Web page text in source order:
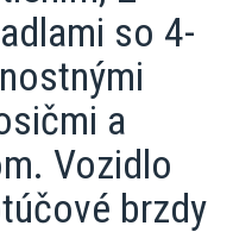
so 4-
a
Vozidlo
brzdy